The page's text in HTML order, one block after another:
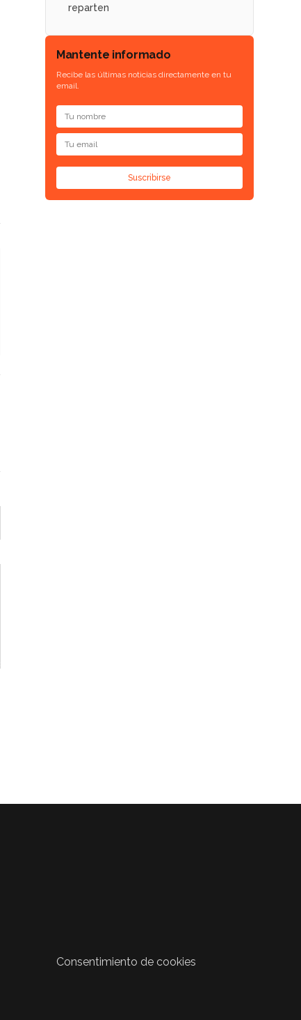
reparten
Mantente informado
Recibe las últimas noticias directamente en tu
email.
Suscribirse
Consentimiento de cookies